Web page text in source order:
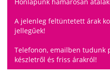
A jelenleg feltüntetett árak
jellegűek!
Telefonon, emailben tudunk
készletről és friss árakról!